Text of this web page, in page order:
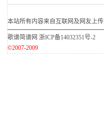
本站所有内容来自互联网及网友上
歌谱简谱网 浙ICP备14032351号-2
©2007-2009